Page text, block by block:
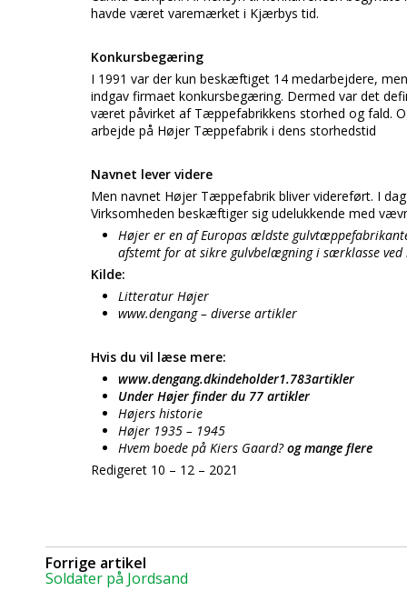
havde været varemærket i Kjærbys tid.
Konkursbegæring
I 1991 var der kun beskæftiget 14 medarbejdere,
indgav firmaet konkursbegæring. Dermed var det
været påvirket af Tæppefabrikkens storhed og fald.
arbejde på Højer Tæppefabrik i dens storhedstid
Navnet lever videre
Men navnet Højer Tæppefabrik bliver videreført. I
Virksomheden beskæftiger sig udelukkende med
Højer er en af Europas ældste
afstemt for at sikre gulvbelægning i særklasse
Kilde:
Litteratur Højer
www.dengang – diverse artikler
Hvis du vil læse mere:
www.dengang.dkindeholder1.783artikler
Under Højer finder du 77 artikler
Højers historie
Højer 1935 – 1945
Hvem boede på Kiers Gaard?og mange flere
Redigeret 10 – 12 – 2021
Forrige artikel
Soldater på Jordsand